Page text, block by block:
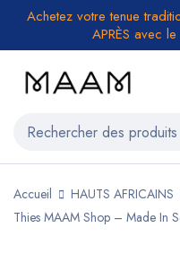
Achetez votre tenue
APRÈS avec
Accueil HAUTS AFRICAINS
Thies MAAM Shop – Made In